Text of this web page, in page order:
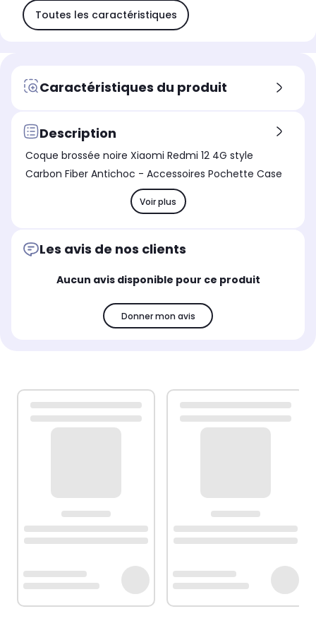
Toutes les caractéristiques
Caractéristiques du produit
Description
Coque brossée noire Xiaomi Redmi 12 4G style
Carbon Fiber Antichoc - Accessoires Pochette Case
Voir plus
Les avis de nos clients
Aucun avis disponible pour ce produit
Donner mon avis